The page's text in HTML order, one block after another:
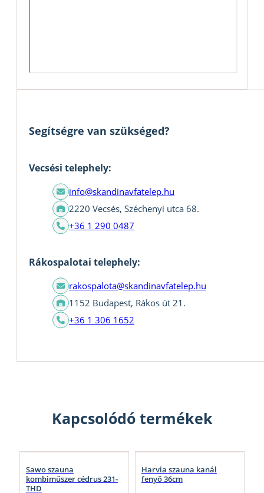
Segítségre van szükséged?
Vecsési telephely:
info@skandinavfatelep.hu
2220 Vecsés, Széchenyi utca 68.
+36 1 290 0487
Rákospalotai telephely:
rakospalota@skandinavfatelep.hu
1152 Budapest, Rákos út 21.
+36 1 306 1652
Kapcsolódó termékek
Sawo szauna
kombiműszer cédrus 231-
THD
Harvia szauna kanál
fenyő 36cm